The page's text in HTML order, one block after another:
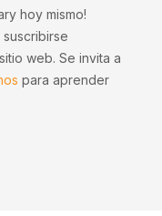
hoy mismo!
web. Se invita a
para aprender